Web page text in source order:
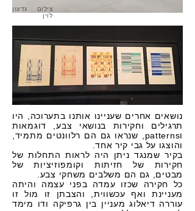
נושאים אחרים שעניינו אותנו בתערוכה, היו
תרגילים וחקירות בנושאי צבע, דוגמאות
וpatterns, שנראו גם הם רלוונטים מתמיד,
והוצגו על גבי קיר אחד.
בקיר שמנגד ניתן היה לראות התחלות של
חקירות של חזיתות וקומפוזיציות של
מבטים, גם הם משלבים משחקי צבע.
כל חקירה שכזו עמדה בפני עצמה והיתה
מעניינת ואף עכשווית, והצבתן זו מול זו
עוררה דיאלוג מעניין בין גרפיקה ודו מימד
צילום גדעון
לוין